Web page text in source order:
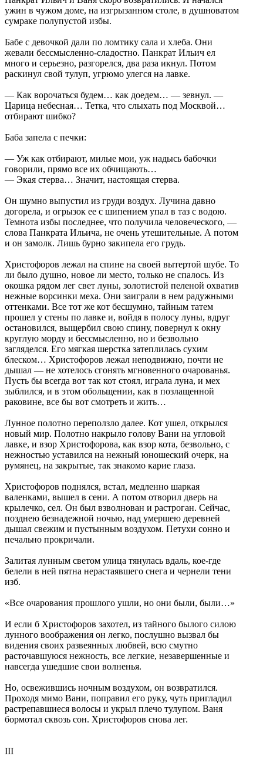
ужин в чужом доме, на изгрызанном столе, в душноватом
сумраке полупустой избы.
Бабе с девочкой дали по ломтику сала и хлеба. Они
жевали бессмысленно-сладостно. Панкрат Ильич ел
много и серьезно, разгорелся, два раза икнул. Потом
раскинул свой тулуп, угрюмо улегся на лавке.
— Как ворочаться будем… как доедем… — зевнул. —
Царица небесная… Тетка, что слыхать под Москвой…
отбирают шибко?
Баба запела с печки:
— Уж как отбирают, милые мои, уж надысь бабочки
говорили, прямо все их обчищають…
— Экая стерва… Значит, настоящая стерва.
Он шумно выпустил из груди воздух. Лучина давно
догорела, и огрызок ее с шипением упал в таз с водою.
Темнота избы последнее, что получила человеческого, —
слова Панкрата Ильича, не очень утешительные. А потом
и он замолк. Лишь бурно закипела его грудь.
Христофоров лежал на спине на своей вытертой шубе. То
ли было душно, новое ли место, только не спалось. Из
окошка рядом лег свет луны, золотистой пеленой охватив
нежные ворсинки меха. Они заиграли в нем радужными
оттенками. Все тот же кот бесшумно, тайным татем
прошел у стены по лавке и, войдя в полосу луны, вдруг
остановился, выщербил свою спину, повернул к окну
круглую морду и бессмысленно, но и безвольно
загляделся. Его мягкая шерстка затеплилась сухим
блеском… Христофоров лежал неподвижно, почти не
дышал — не хотелось сгонять мгновенного очарованья.
Пусть бы всегда вот так кот стоял, играла луна, и мех
зыблился, и в этом обольщении, как в позлащенной
раковине, все бы вот смотреть и жить…
Лунное полотно переползло далее. Кот ушел, открылся
новый мир. Полотно накрыло голову Вани на угловой
лавке, и взор Христофорова, как взор кота, безвольно, с
нежностью уставился на нежный юношеский очерк, на
румянец, на закрытые, так знакомо карие глаза.
Христофоров поднялся, встал, медленно шаркая
валенками, вышел в сени. А потом отворил дверь на
крылечко, сел. Он был взволнован и растроган. Сейчас,
позднею безнадежной ночью, над умершею деревней
дышал свежим и пустынным воздухом. Петухи сонно и
печально прокричали.
Залитая лунным светом улица тянулась вдаль, кое-где
белели в ней пятна нерастаявшего снега и чернели тени
изб.
«Все очарования прошлого ушли, но они были, были…»
И если б Христофоров захотел, из тайного былого силою
лунного воображения он легко, послушно вызвал бы
видения своих развеянных любвей, всю смутно
расточавшуюся нежность, все легкие, незавершенные и
навсегда ушедшие свои волненья.
Но, освежившись ночным воздухом, он возвратился.
Проходя мимо Вани, поправил его руку, чуть пригладил
растрепавшиеся волосы и укрыл плечо тулупом. Ваня
бормотал сквозь сон. Христофоров снова лег.
III